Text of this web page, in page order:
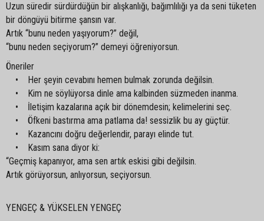
Uzun süredir sürdürdüğün bir alışkanlığı, bağımlılığı ya da seni tüketen
bir döngüyü bitirme şansın var.
Artık “bunu neden yaşıyorum?” değil,
“bunu neden seçiyorum?” demeyi öğreniyorsun.
Öneriler
• Her şeyin cevabını hemen bulmak zorunda değilsin.
• Kim ne söylüyorsa dinle ama kalbinden süzmeden inanma.
• İletişim kazalarına açık bir dönemdesin; kelimelerini seç.
• Öfkeni bastırma ama patlama da! sessizlik bu ay güçtür.
• Kazancını doğru değerlendir, parayı elinde tut.
• Kasım sana diyor ki:
“Geçmiş kapanıyor, ama sen artık eskisi gibi değilsin.
Artık görüyorsun, anlıyorsun, seçiyorsun.
YENGEÇ & YÜKSELEN YENGEÇ